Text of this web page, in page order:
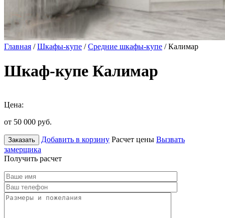
Главная /Шкафы-купе /Средние шкафы-купе / Калимар
Шкаф-купе Калимар
Цена:
от 50 000 руб.
Заказать Добавить в корзину Расчет цены Вызвать
замерщика
Получить расчет